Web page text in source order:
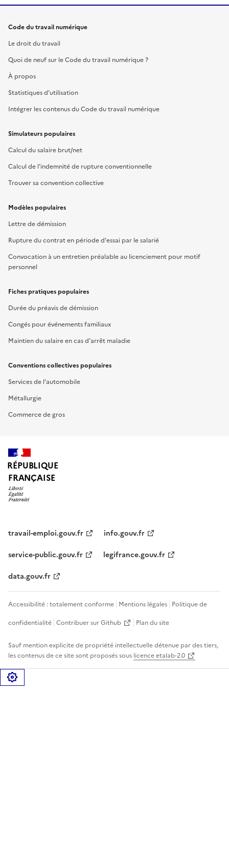
Code du travail numérique
Le droit du travail
Quoi de neuf sur le Code du travail numérique ?
À propos
Statistiques d'utilisation
Intégrer les contenus du Code du travail numérique
Simulateurs populaires
Calcul du salaire brut/net
Calcul de l'indemnité de rupture conventionnelle
Trouver sa convention collective
Modèles populaires
Lettre de démission
Rupture du contrat en période d'essai par le salarié
Convocation à un entretien préalable au licenciement pour motif
personnel
Fiches pratiques populaires
Durée du préavis de démission
Congés pour événements familiaux
Maintien du salaire en cas d'arrêt maladie
Conventions collectives populaires
Services de l'automobile
Métallurgie
Commerce de gros
RÉPUBLIQUE
FRANÇAISE
travail-emploi.gouv.fr
info.gouv.fr
service-public.gouv.fr
legifrance.gouv.fr
data.gouv.fr
Accessibilité : totalement conforme Mentions légales Politique de
confidentialité Contribuer sur Github Plan du site
Sauf mention explicite de propriété intellectuelle détenue par des tiers,
les contenus de ce site sont proposés sous licence etalab-2.0
Gérer les cookies